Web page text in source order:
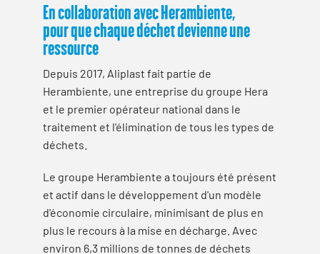
En collaboration avec Herambiente,
pour que chaque déchet devienne une
ressource
Depuis 2017, Aliplast fait partie de
Herambiente, une entreprise du groupe Hera
et le premier opérateur national dans le
traitement et l'élimination de tous les types de
déchets.
Le groupe Herambiente a toujours été présent
et actif dans le développement d'un modèle
d'économie circulaire, minimisant de plus en
plus le recours à la mise en décharge. Avec
environ 6,3 millions de tonnes de déchets